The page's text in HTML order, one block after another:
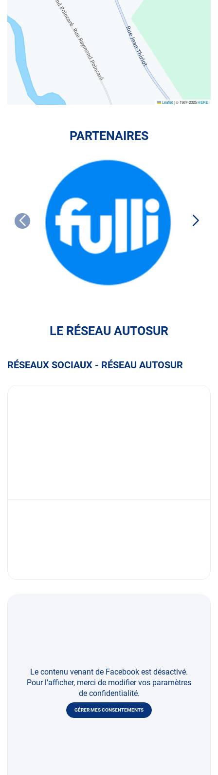
Leaflet|© 1987-2025HERE
PARTENAIRES
LE RÉSEAU AUTOSUR
RÉSEAUX SOCIAUX - RÉSEAU AUTOSUR
Le contenu venant de Facebook est désactivé.
Pour l'afficher, merci de modifier vos paramètres
de confidentialité.
GÉRER MES CONSENTEMENTS